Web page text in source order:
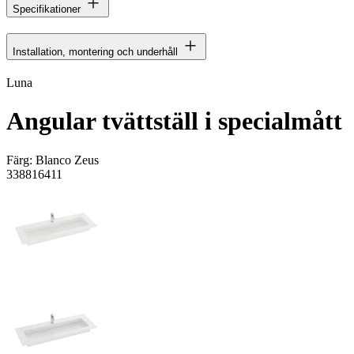
Specifikationer
Installation, montering och underhåll
Luna
Angular tvättställ i specialmått
Färg: Blanco Zeus
338816411